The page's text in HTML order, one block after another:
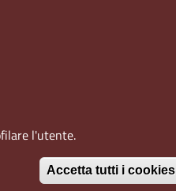
l'utente.
Accetta tutti i cookies